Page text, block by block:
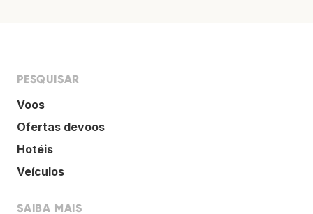
PESQUISAR
Voos
Ofertas devoos
Hotéis
Veículos
SAIBA MAIS